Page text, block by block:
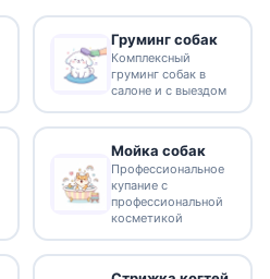
Груминг собак
Комплексный
груминг собак в
салоне и с выездом
Мойка собак
Профессиональное
купание с
профессиональной
косметикой